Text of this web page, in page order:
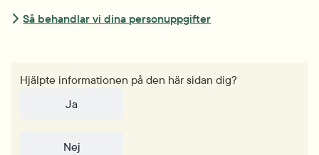
Så behandlar vi dina personuppgifter
Hjälpte informationen på den här sidan dig?
Ja
Nej